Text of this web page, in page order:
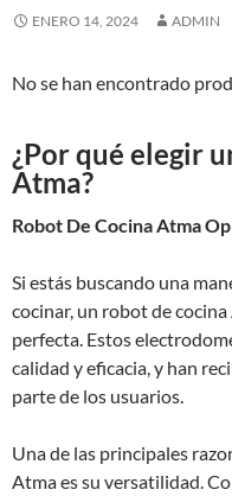
ENERO 14, 2024 ADMIN
No se han encontrado
¿Por qué elegir
Atma?
Robot De Cocina Atma
Si estás buscando una
cocinar, un robot de
perfecta. Estos
calidad y eficacia, y han
parte de los usuarios.
Una de las principales
Atma es su versatilidad.